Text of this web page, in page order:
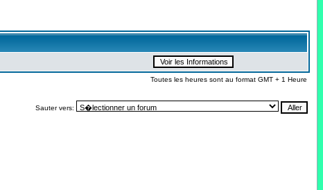
Toutes les heures sont au format GMT + 1 Heure
Sauter vers: